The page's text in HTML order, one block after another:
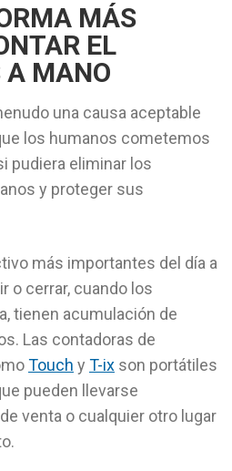
MÁS
EL
A MANO
una causa aceptable
los humanos cometemos
pudiera eliminar los
y proteger sus
más importantes del día a
o cerrar, cuando los
tienen acumulación de
Las contadoras de
Touch y T-ix son portátiles
pueden llevarse
venta o cualquier otro lugar